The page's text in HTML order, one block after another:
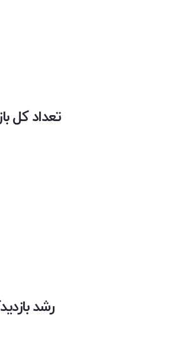
تعداد کل
رشد